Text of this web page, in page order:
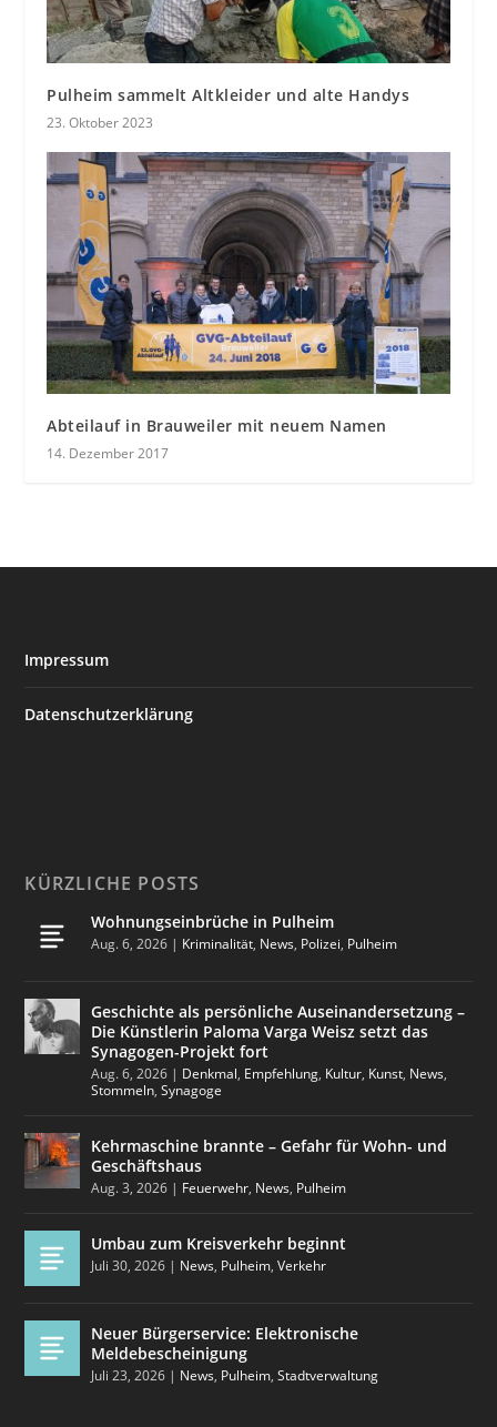
Pulheim sammelt Altkleider und alte Handys
23. Oktober 2023
Abteilauf in Brauweiler mit neuem Namen
14. Dezember 2017
Impressum
Datenschutzerklärung
KÜRZLICHE POSTS
Wohnungseinbrüche in Pulheim
Aug. 6, 2026 | Kriminalität, News, Polizei, Pulheim
Geschichte als persönliche Auseinandersetzung –
Die Künstlerin Paloma Varga Weisz setzt das
Synagogen-Projekt fort
Aug. 6, 2026 | Denkmal, Empfehlung, Kultur, Kunst, News,
Stommeln,Synagoge
Kehrmaschine brannte – Gefahr für Wohn- und
Geschäftshaus
Aug. 3, 2026 | Feuerwehr, News, Pulheim
Umbau zum Kreisverkehr beginnt
Juli 30, 2026 | News, Pulheim,Verkehr
Neuer Bürgerservice: Elektronische
Meldebescheinigung
Juli 23, 2026 | News, Pulheim,Stadtverwaltung